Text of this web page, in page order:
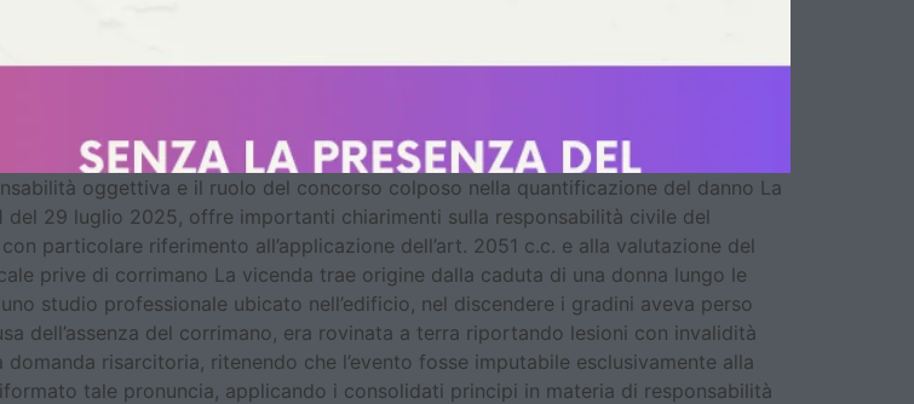
oggettiva e il ruolo del concorso colposo nella quantificazione del danno La
del 29 luglio 2025, offre importanti chiarimenti sulla responsabilità civile del
particolare riferimento all’applicazione dell’art. 2051 c.c. e alla valutazione del
prive di corrimano La vicenda trae origine dalla caduta di una donna lungo le
studio professionale ubicato nell’edificio, nel discendere i gradini aveva perso
dell’assenza del corrimano, era rovinata a terra riportando lesioni con invalidità
risarcitoria, ritenendo che l’evento fosse imputabile esclusivamente alla
tale pronuncia, applicando i consolidati principi in materia di responsabilità